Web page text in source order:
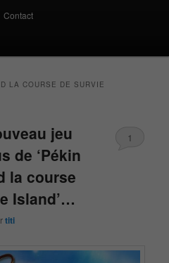
Contact
LA COURSE DE SURVIE
jeu
de ‘Pékin
la course
Island’…
titi
1